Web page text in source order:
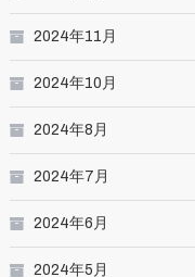
2024年11月
2024年10月
2024年8月
2024年7月
2024年6月
2024年5月